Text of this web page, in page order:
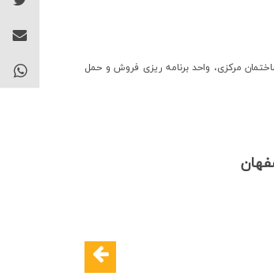
شهرکرد ، شرکت فولاد و نورد سبا، ساختمان مرکزی، واحد برنامه ریزی فروش و حمل